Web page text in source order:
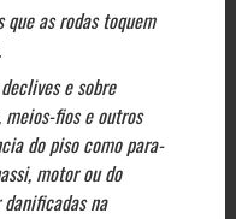
as rodas toquem
e sobre
meios-fios e outros
do piso como para-
motor ou do
na